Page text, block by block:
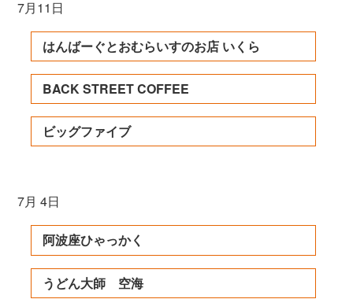
7月11日
はんばーぐとおむらいすのお店 いくら
BACK STREET COFFEE
ビッグファイブ
7月 4日
阿波座ひゃっかく
うどん大師 空海